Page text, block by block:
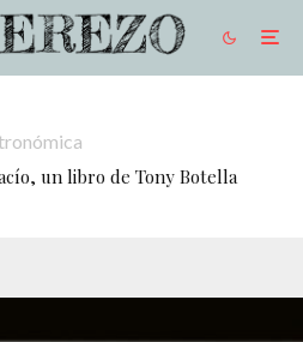
un libro de Tony Botella